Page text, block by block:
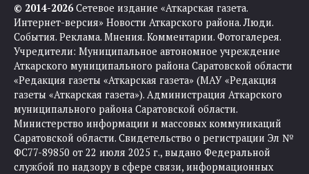
© 2014-2026Сетевое издание «Аткарская газета.
Интернет-версия» Новости Аткарского района. Люди.
События. Реклама. Мнения. Комментарии. Фотогалерея.
Учредители: Муниципальное автономное учреждение
Аткарского муниципального района Саратовской области
«Редакция газеты «Аткарская газета» (МАУ «Редакция
газеты «Аткарская газета»). Администрация Аткарского
муниципального района Саратовской области.
Министерство информации и массовых коммуникаций
Саратовской области. Свидетельство о регистрации Эл №
ФС77-89850 от 22 июля 2025 г., выдано Федеральной
службой по надзору в сфере связи, информационных